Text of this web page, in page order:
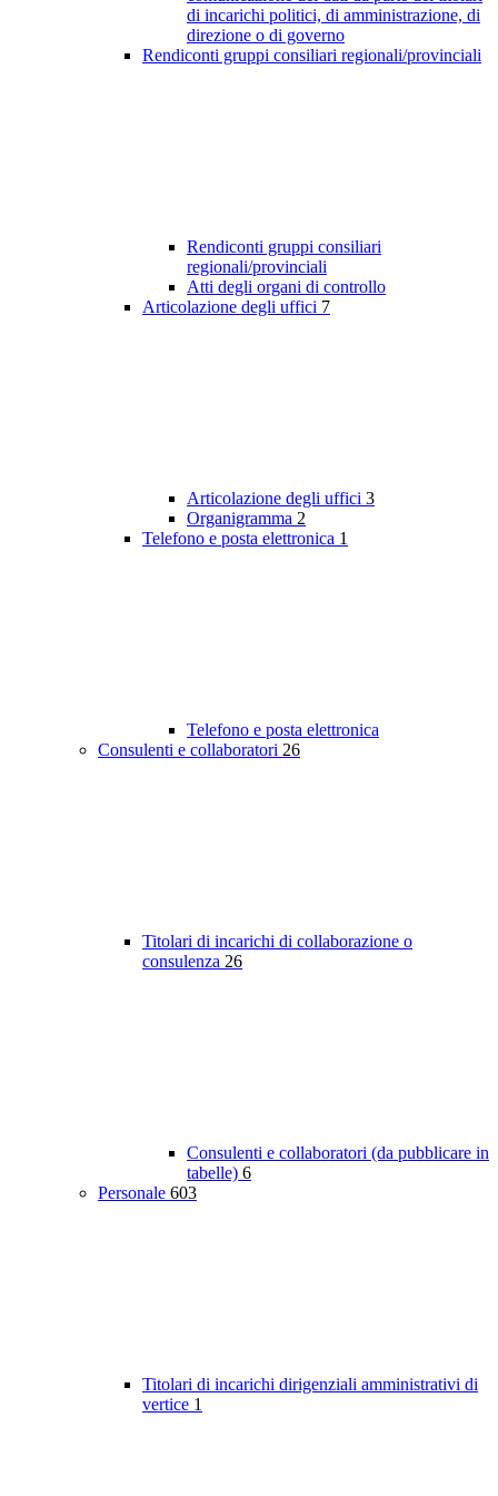
di incarichi politici, di amministrazione, di
direzione o di governo
Rendiconti gruppi consiliari regionali/provinciali
Rendiconti gruppi consiliari
regionali/provinciali
Atti degli organi di controllo
Articolazione degli uffici 7
Articolazione degli uffici 3
Organigramma 2
Telefono e posta elettronica 1
Telefono e posta elettronica
Consulenti e collaboratori 26
Titolari di incarichi di collaborazione o
consulenza 26
Consulenti e collaboratori (da pubblicare in
tabelle) 6
Personale 603
Titolari di incarichi dirigenziali amministrativi di
vertice 1